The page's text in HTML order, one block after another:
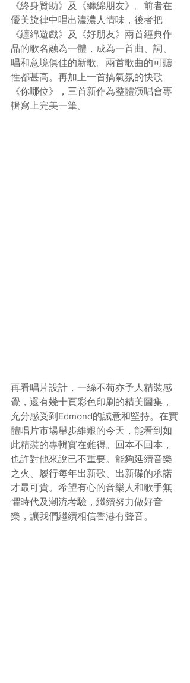
《終身贊助》及《纏綿朋友》。前者在
優美旋律中唱出濃濃人情味，後者把
《纏綿遊戲》及《好朋友》兩首經典作
品的歌名融為一體，成為一首曲、詞、
唱和意境俱佳的新歌。兩首歌曲的可聽
性都甚高。再加上一首搞氣氛的快歌
《你哪位》，三首新作為整體演唱會專
輯寫上完美一筆。
再看唱片設計，一絲不苟亦予人精裝感
覺，還有幾十頁彩色印刷的精美圖集，
充分感受到Edmond的誠意和堅持。在實
體唱片市場舉步維艱的今天，能看到如
此精裝的專輯實在難得。回本不回本，
也許對他來說已不重要。能夠延續音樂
之火、履行每年出新歌、出新碟的承諾
才最可貴。希望有心的音樂人和歌手無
懼時代及潮流考驗，繼續努力做好音
樂，讓我們繼續相信香港有聲音。